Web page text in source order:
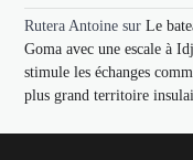
Rutera Antoine surLe
Goma avec une escale à
stimule les échanges
plus grand territoire